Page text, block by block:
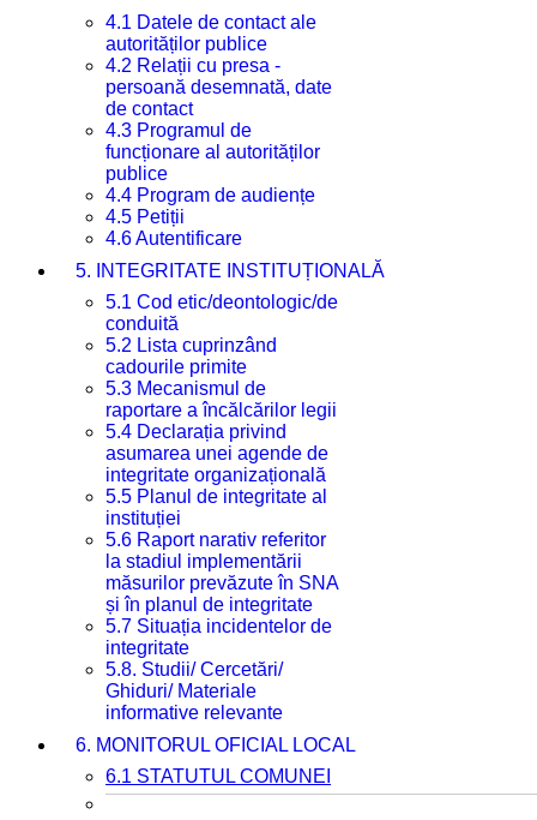
4.1 Datele de contact ale
autorităților publice
4.2 Relații cu presa -
persoană desemnată, date
de contact
4.3 Programul de
funcționare al autorităților
publice
4.4 Program de audiențe
4.5 Petiții
4.6 Autentificare
5. INTEGRITATE INSTITUȚIONALĂ
5.1 Cod etic/deontologic/de
conduită
5.2 Lista cuprinzând
cadourile primite
5.3 Mecanismul de
raportare a încălcărilor legii
5.4 Declarația privind
asumarea unei agende de
integritate organizațională
5.5 Planul de integritate al
instituției
5.6 Raport narativ referitor
la stadiul implementării
măsurilor prevăzute în SNA
și în planul de integritate
5.7 Situația incidentelor de
integritate
5.8. Studii/ Cercetări/
Ghiduri/ Materiale
informative relevante
6. MONITORUL OFICIAL LOCAL
6.1 STATUTUL COMUNEI